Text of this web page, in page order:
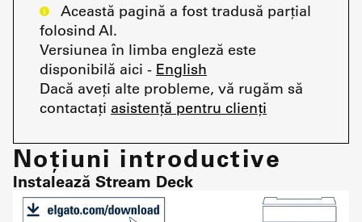
Această pagină a fost tradusă parțial
folosind AI.
Versiunea în limba engleză este
disponibilă aici - English
Dacă aveți alte probleme, vă rugăm să
contactați asistență pentru clienți
Noțiuni introductive
Instalează Stream Deck